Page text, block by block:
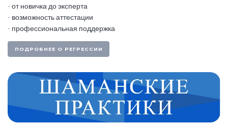
- от новичка до эксперта
- возможность аттестации
- профессиональная поддержка
ПОДРОБНЕЕ О РЕГРЕССИИ